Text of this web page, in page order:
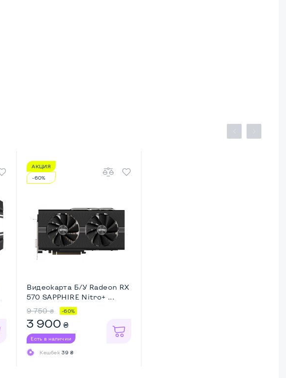
АКЦИЯ
-60%
Видеокарта Б/У Radeon RX
570 SAPPHIRE Nitro+ ...
9 750 ₴ -60%
3 900 ₴
Есть в наличии
Кешбек39 ₴